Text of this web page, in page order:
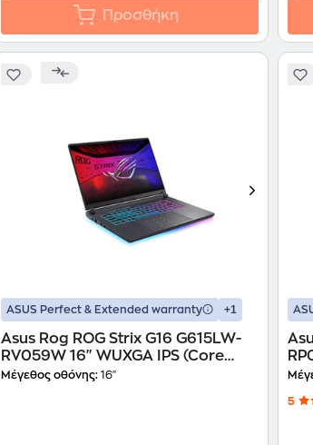
Προσθήκη
ASUS Perfect & Extended warranty +1
Asus Rog ROG Strix G16 G615LW-
RV059W 16" WUXGA IPS (Core
Ultra 9-275HX/32GB/1TB/GeForce
Μέγεθος οθόνης: 16"
Asus Vivobook V16
5